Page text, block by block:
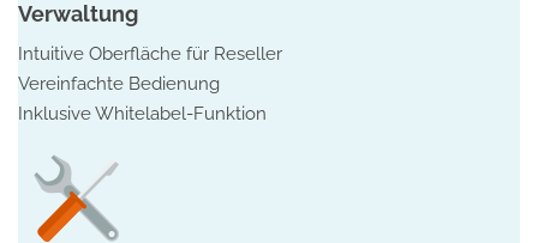
Verwaltung
Intuitive Oberfläche für Reseller
Vereinfachte Bedienung
Inklusive Whitelabel-Funktion